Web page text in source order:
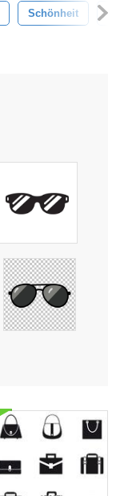
Schönheit